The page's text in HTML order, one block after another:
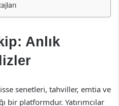
Anlık
senetleri, tahviller, emtia ve
bir platformdur. Yatırımcılar